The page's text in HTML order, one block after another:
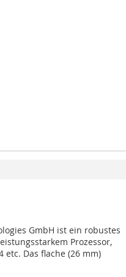
GmbH ist ein robustes
Prozessor,
etc. Das flache (26 mm)